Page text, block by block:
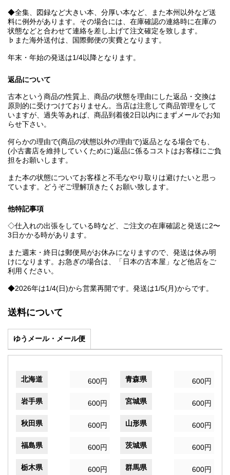
◆全集、図録など大きい本、分厚い本など、また本州以外など送
料に例外があります。その場合には、在庫確認の連絡時に在庫の
状態などと合わせて連絡を差し上げて注文確定を致します。
♭また海外送付は、国際郵便の実費となります。
年末・年始の発送は1/4以降となります。
返品について
古本という商品の性質上、商品の状態を理由にした返品・交換は
原則的に受けつけておりません。当店は注意して商品管理をして
いますが、過失等あれば、商品到着後2日以内にまずメールでお知
らせ下さい。
何らかの理由で(商品の状態以外の理由で)返品となる場合でも、
(小古書店を維持していくために)返品に係るコストはお客様にご負
担をお願いします。
また本の状態についてお客様と不毛なやり取りは避けたいと思っ
ています。どうぞご理解頂きたくお願い致します。
他特記事項
◇仕入れの出張をしている時など、ご注文の在庫確認と発送に2〜
3日かかる時があります。
また週末・終日は郵便局がお休みになりますので、発送は休み明
けになります。お急ぎの場合は、「日本の古本屋」など他店をご
利用ください。
◆2026年は1/4(日)から営業再開です。発送は1/5(月)からです。
送料について
ゆうメール・メール便
北海道 600円 青森県 600円
岩手県 600円 宮城県 600円
秋田県 600円 山形県 600円
福島県 600円 茨城県 600円
栃木県 600円 群馬県 600円